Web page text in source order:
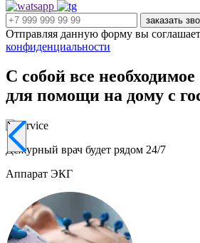
заказать
Отправляя данную форму вы
конфиденциальности
С собой все необходимое
для помощи на дому с
Дежурный врач будет рядом 24/7
Аппарат ЭКГ